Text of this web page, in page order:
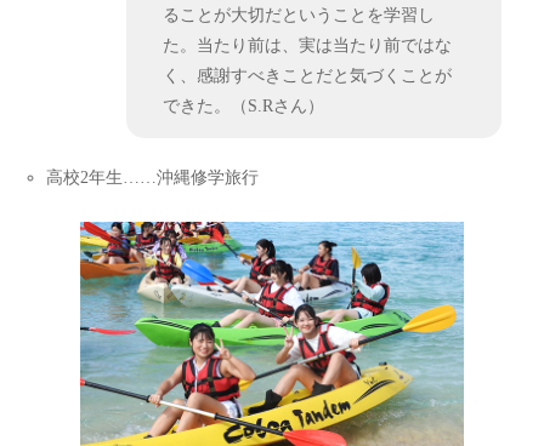
ることが大切だということを学習し
た。当たり前は、実は当たり前ではな
く、感謝すべきことだと気づくことが
できた。（S.Rさん）
高校2年生……沖縄修学旅行